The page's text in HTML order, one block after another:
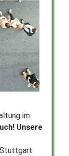
im
Unsere